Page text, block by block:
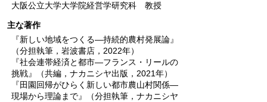
大阪公立大学大学院経営学研究科 教授
主な著作
『新しい地域をつくる―持続的農村発展論』
（分担執筆，岩波書店，2022年）
『社会連帯経済と都市―フランス・リールの
挑戦』（共編，ナカニシヤ出版，2021年）
『田園回帰がひらく新しい都市農山村関係―
現場から理論まで』（分担執筆，ナカニシヤ